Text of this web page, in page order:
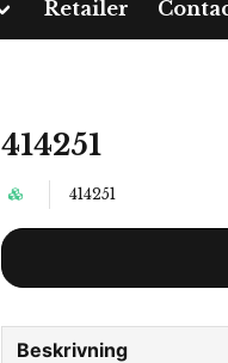
Retailer
414251
414251
Beskrivning